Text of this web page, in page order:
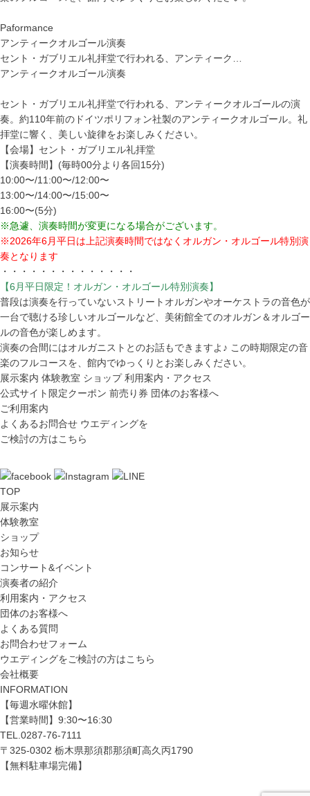
Paformance
アンティークオルゴール演奏
セント・ガブリエル礼拝堂で行われる、アンティーク…
アンティークオルゴール演奏
セント・ガブリエル礼拝堂で行われる、アンティークオルゴールの演
奏。約110年前のドイツポリフォン社製のアンティークオルゴール。礼
拝堂に響く、美しい旋律をお楽しみください。
【会場】セント・ガブリエル礼拝堂
【演奏時間】(毎時00分より各回15分)
10:00〜/11:00〜/12:00〜
13:00〜/14:00〜/15:00〜
16:00〜(5分)
※急遽、演奏時間が変更になる場合がございます。
※2026年6月平日は上記演奏時間ではなくオルガン・オルゴール特別演
奏となります
・・・・・・・・・・・・・・
【6月平日限定！オルガン・オルゴール特別演奏】
普段は演奏を行っていないストリートオルガンやオーケストラの音色が
一台で聴ける珍しいオルゴールなど、美術館全てのオルガン＆オルゴー
ルの音色が楽しめます。
演奏の合間にはオルガニストとのお話もできますよ♪ この時期限定の音
楽のフルコースを、館内でゆっくりとお楽しみください。
展示案内 体験教室 ショップ 利用案内・アクセス
公式サイト限定クーポン 前売り券 団体のお客様へ
ご利用案内
よくあるお問合せ ウエディングを
ご検討の方はこちら
TOP
展示案内
体験教室
ショップ
お知らせ
コンサート&イベント
演奏者の紹介
利用案内・アクセス
団体のお客様へ
よくある質問
お問合わせフォーム
ウエディングをご検討の方はこちら
会社概要
INFORMATION
【毎週水曜休館】
【営業時間】9:30〜16:30
TEL.0287-76-7111
〒325-0302 栃木県那須郡那須町高久丙1790
【無料駐車場完備】